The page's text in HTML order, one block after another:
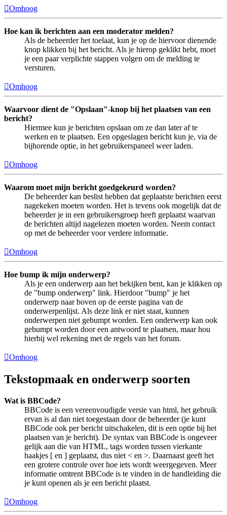
Omhoog
Hoe kan ik berichten aan een moderator melden?
Als de beheerder het toelaat, kun je op de hiervoor dienende
knop klikken bij het bericht. Als je hierop geklikt hebt, moet
je een paar verplichte stappen volgen om de melding te
versturen.
Omhoog
Waarvoor dient de "Opslaan"-knop bij het plaatsen van een
bericht?
Hiermee kun je berichten opslaan om ze dan later af te
werken en te plaatsen. Een opgeslagen bericht kun je, via de
bijhorende optie, in het gebruikerspaneel weer laden.
Omhoog
Waarom moet mijn bericht goedgekeurd worden?
De beheerder kan beslist hebben dat geplaatste berichten eerst
nagekeken moeten worden. Het is tevens ook mogelijk dat de
beheerder je in een gebruikersgroep heeft geplaatst waarvan
de berichten altijd nagelezen moeten worden. Neem contact
op met de beheerder voor verdere informatie.
Omhoog
Hoe bump ik mijn onderwerp?
Als je een onderwerp aan het bekijken bent, kan je klikken op
de "bump onderwerp" link. Hierdoor "bump" je het
onderwerp naar boven op de eerste pagina van de
onderwerpenlijst. Als deze link er niet staat, kunnen
onderwerpen niet gebumpt worden. Een onderwerp kan ook
gebumpt worden door een antwoord te plaatsen, maar hou
hierbij wel rekening met de regels van het forum.
Omhoog
Tekstopmaak en onderwerp soorten
Wat is BBCode?
BBCode is een vereenvoudigde versie van html, het gebruik
ervan is al dan niet toegestaan door de beheerder (je kunt
BBCode ook per bericht uitschakelen, dit is een optie bij het
plaatsen van je bericht). De syntax van BBCode is ongeveer
gelijk aan die van HTML, tags worden tussen vierkante
haakjes [ en ] geplaatst, dus niet < en >. Daarnaast geeft het
een grotere controle over hoe iets wordt weergegeven. Meer
informatie omtrent BBCode is te vinden in de handleiding die
je kunt openen als je een bericht plaatst.
Omhoog